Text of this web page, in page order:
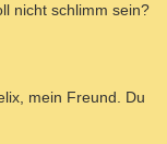
nicht schlimm sein?
mein Freund. Du